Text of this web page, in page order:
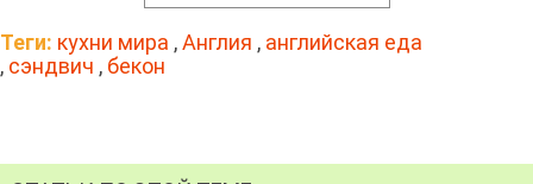
Теги: кухни мира ,Англия , английская еда
, сэндвич , бекон